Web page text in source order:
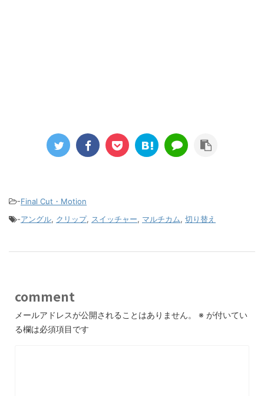
-Final Cut・Motion
-アングル, クリップ, スイッチャー, マルチカム, 切り替え
comment
メールアドレスが公開されることはありません。 ※ が付いてい
る欄は必須項目です